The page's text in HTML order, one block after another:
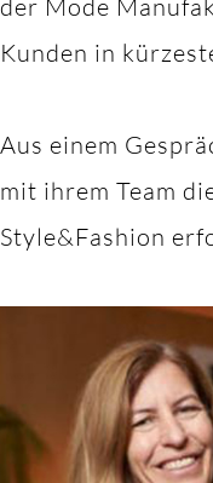
der Mode
Kunden in
Aus einem
mit ihrem Team
Style&Fashion